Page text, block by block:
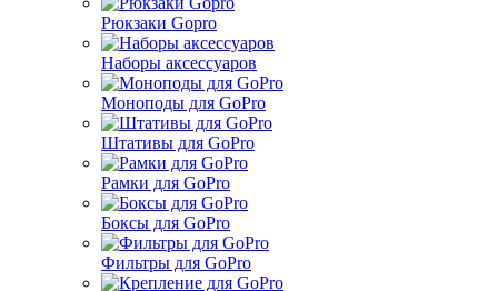
Рюкзаки Gopro
Наборы аксессуаров
Моноподы для GoPro
Штативы для GoPro
Рамки для GoPro
Боксы для GoPro
Фильтры для GoPro